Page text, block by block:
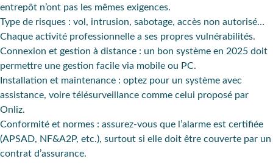
entrepôt n’ont pas les mêmes exigences.
Type de risques : vol, intrusion, sabotage, accès non autorisé…
Chaque activité professionnelle a ses propres vulnérabilités.
Connexion et gestion à distance : un bon système en 2025 doit
permettre une gestion facile via mobile ou PC.
Installation et maintenance : optez pour un système avec
assistance, voire télésurveillance comme celui proposé par
Onliz.
Conformité et normes : assurez-vous que l’alarme est certifiée
(APSAD, NF&A2P, etc.), surtout si elle doit être couverte par un
contrat d’assurance.